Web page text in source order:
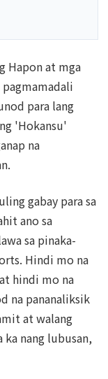
Hapon at mga
para lang
'Hokansu'
na
gabay para sa
ano sa
sa pinaka-
Hindi mo na
hindi mo na
na pananaliksik
at walang
ka nang lubusan,